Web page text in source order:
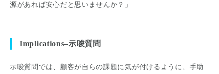
源があれば安心だと思いませんか？」
Implications–示唆質問
示唆質問では、顧客が自らの課題に気が付けるように、手助